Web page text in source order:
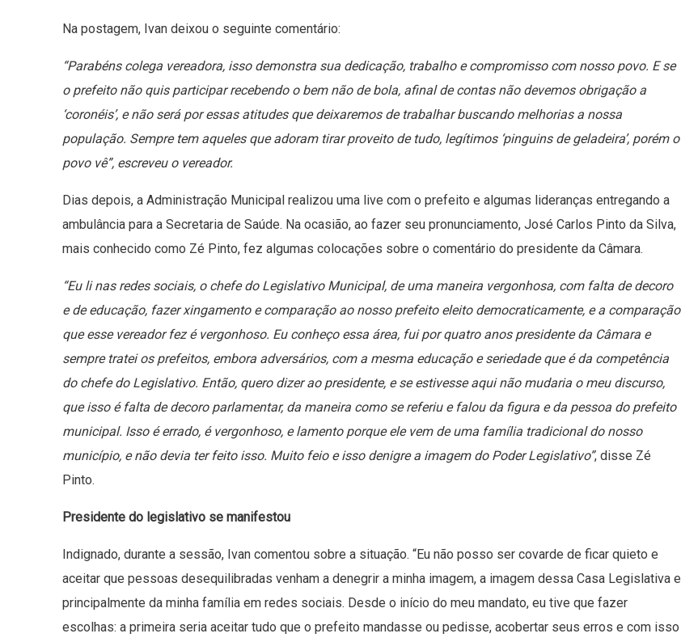
Na postagem, Ivan deixou o seguinte comentário:
“Parabéns colega vereadora, isso demonstra sua dedicação, trabalho e compromisso com nosso povo. E se
o prefeito não quis participar recebendo o bem não de bola, afinal de contas não devemos obrigação a
‘coronéis’, e não será por essas atitudes que deixaremos de trabalhar buscando melhorias a nossa
população. Sempre tem aqueles que adoram tirar proveito de tudo, legítimos ‘pinguins de geladeira’, porém o
povo vê”, escreveu o vereador.
Dias depois, a Administração Municipal realizou uma live com o prefeito e algumas lideranças entregando a
ambulância para a Secretaria de Saúde. Na ocasião, ao fazer seu pronunciamento, José Carlos Pinto da Silva,
mais conhecido como Zé Pinto, fez algumas colocações sobre o comentário do presidente da Câmara.
“Eu li nas redes sociais, o chefe do Legislativo Municipal, de uma maneira vergonhosa, com falta de decoro
e de educação, fazer xingamento e comparação ao nosso prefeito eleito democraticamente, e a comparação
que esse vereador fez é vergonhoso. Eu conheço essa área, fui por quatro anos presidente da Câmara e
sempre tratei os prefeitos, embora adversários, com a mesma educação e seriedade que é da competência
do chefe do Legislativo. Então, quero dizer ao presidente, e se estivesse aqui não mudaria o meu discurso,
que isso é falta de decoro parlamentar, da maneira como se referiu e falou da figura e da pessoa do prefeito
municipal. Isso é errado, é vergonhoso, e lamento porque ele vem de uma família tradicional do nosso
município, e não devia ter feito isso. Muito feio e isso denigre a imagem do Poder Legislativo”, disse Zé
Pinto.
Presidente do legislativo se manifestou
Indignado, durante a sessão, Ivan comentou sobre a situação. “Eu não posso ser covarde de ficar quieto e
aceitar que pessoas desequilibradas venham a denegrir a minha imagem, a imagem dessa Casa Legislativa e
principalmente da minha família em redes sociais. Desde o início do meu mandato, eu tive que fazer
escolhas: a primeira seria aceitar tudo que o prefeito mandasse ou pedisse, acobertar seus erros e com isso